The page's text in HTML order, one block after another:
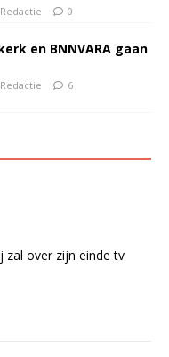
Redactie 0
en BNNVARA gaan
Redactie 6
zal over zijn einde tv